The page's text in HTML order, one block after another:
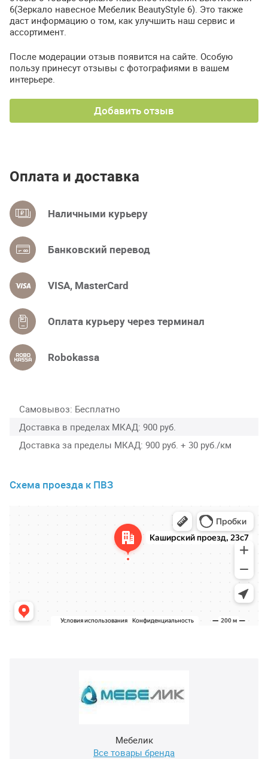
6(Зеркало навесное Мебелик BeautyStyle 6). Это также
даст информацию о том, как улучшить наш сервис и
ассортимент.
После модерации отзыв появится на сайте. Особую
пользу принесут отзывы с фотографиями в вашем
интерьере.
Добавить отзыв
Оплата и доставка
Наличными курьеру
Банковский перевод
VISA, MasterCard
Оплата курьеру через терминал
Robokassa
Самовывоз Бесплатно
Доставка в пределах МКАД 900 руб.
Доставка за пределы МКАД 900 руб. + 30 руб./км
Схема проезда к ПВЗ
Мебелик
Все товары бренда